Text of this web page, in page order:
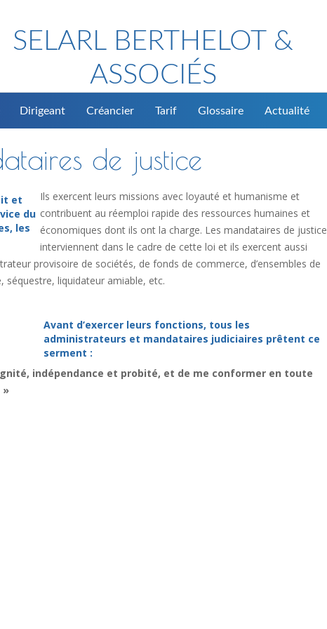
SELARL BERTHELOT &
ASSOCIÉS
Dirigeant Créancier Tarif Glossaire Actualité
de justice
et
du
les
Ils exercent leurs missions avec loyauté et humanisme et
contribuent au réemploi rapide des ressources humaines et
économiques dont ils ont la charge. Les mandataires de justice
interviennent dans le cadre de cette loi et ils exercent aussi
provisoire de sociétés, de fonds de commerce, d’ensembles de
séquestre, liquidateur amiable, etc.
Avant d’exercer leurs fonctions, tous les
administrateurs et mandataires judiciaires prêtent ce
serment :
indépendance et probité, et de me conformer en toute
»